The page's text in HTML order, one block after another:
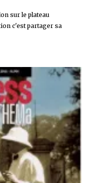
sur le plateau
c'est partager sa